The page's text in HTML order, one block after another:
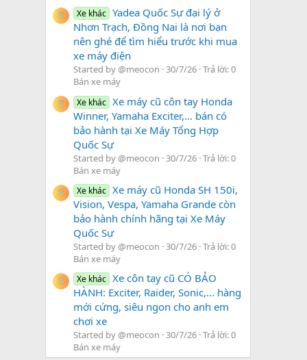
Xe khác Yadea Quốc Sự đại lý ở
Nhơn Trạch, Đồng Nai là nơi bạn
nên ghé để tìm hiểu trước khi mua
xe máy điện
Started by @meocon 30/7/26 Trả lời: 0
Bán xe máy
Xe khác Xe máy cũ côn tay Honda
Winner, Yamaha Exciter,... bán có
bảo hành tại Xe Máy Tổng Hợp
Quốc Sự
Started by @meocon 30/7/26 Trả lời: 0
Bán xe máy
Xe khác Xe máy cũ Honda SH 150i,
Vision, Vespa, Yamaha Grande còn
bảo hành chính hãng tại Xe Máy
Quốc Sự
Started by @meocon 30/7/26 Trả lời: 0
Bán xe máy
Xe khác Xe côn tay cũ CÓ BẢO
HÀNH: Exciter, Raider, Sonic,... hàng
mới cứng, siêu ngon cho anh em
chơi xe
Started by @meocon 30/7/26 Trả lời: 0
Bán xe máy